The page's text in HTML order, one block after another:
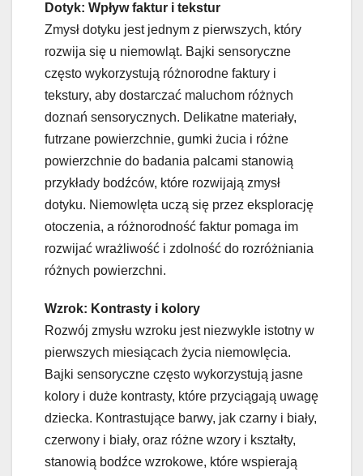
Dotyk: Wpływ faktur i tekstur
Zmysł dotyku jest jednym z pierwszych, który
rozwija się u niemowląt. Bajki sensoryczne
często wykorzystują różnorodne faktury i
tekstury, aby dostarczać maluchom różnych
doznań sensorycznych. Delikatne materiały,
futrzane powierzchnie, gumki żucia i różne
powierzchnie do badania palcami stanowią
przykłady bodźców, które rozwijają zmysł
dotyku. Niemowlęta uczą się przez eksplorację
otoczenia, a różnorodność faktur pomaga im
rozwijać wrażliwość i zdolność do rozróżniania
różnych powierzchni.
Wzrok: Kontrasty i kolory
Rozwój zmysłu wzroku jest niezwykle istotny w
pierwszych miesiącach życia niemowlęcia.
Bajki sensoryczne często wykorzystują jasne
kolory i duże kontrasty, które przyciągają uwagę
dziecka. Kontrastujące barwy, jak czarny i biały,
czerwony i biały, oraz różne wzory i kształty,
stanowią bodźce wzrokowe, które wspierają